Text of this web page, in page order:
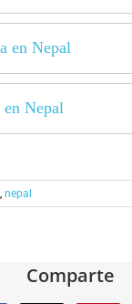
en Nepal
Nepal
nepal
Comparte